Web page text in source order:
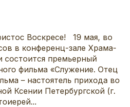
Воскресе! 19 мая, во
в конференц-зале Храма-
состоится премьерный
фильма «Служение. Отец
– настоятель прихода во
Ксении Петербургской (г.